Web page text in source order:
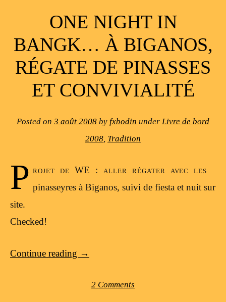
ONE NIGHT IN
BANGK… À BIGANOS,
RÉGATE DE PINASSES
ET CONVIVIALITÉ
Posted on 3 août 2008 by fxbodin under Livre de bord
2008 Tradition
P rojet de WE : aller régater avec les
pinasseyres à Biganos, suivi de fiesta et nuit sur
site.
Checked!
Continue reading →
2 Comments